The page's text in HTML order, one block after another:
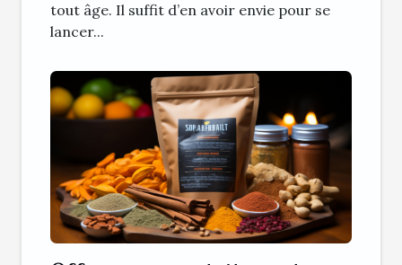
tout âge. Il suffit d’en avoir envie pour se
lancer...